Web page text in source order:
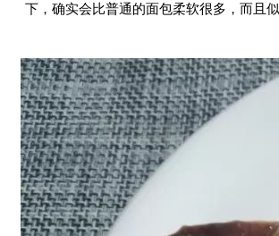
下，确实会比普通的面包柔软很多，而且